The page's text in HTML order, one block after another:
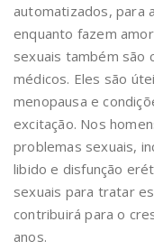
automatizados, para
enquanto fazem
sexuais também são
médicos. Eles são
menopausa e
excitação. Nos
problemas sexuais,
libido e disfunção
sexuais para tratar
contribuirá para o
anos.